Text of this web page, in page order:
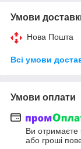
Умови
Нова Пошта
Всі умови
Умови оплати
Ви отримаєте
або гроші